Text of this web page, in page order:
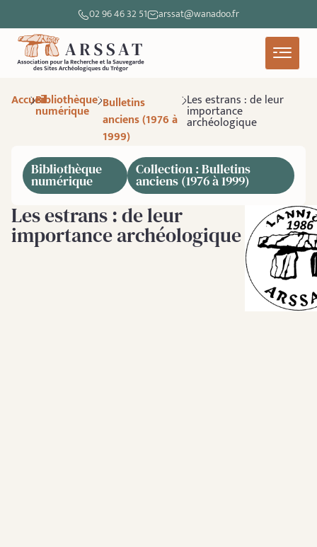
02 96 46 32 51 arssat@wanadoo.fr
AccueilBibliothèque
numérique
Bulletins
anciens (1976 à
1999)
Les estrans : de leur
importance
archéologique
Bibliothèque
numérique
Collection : Bulletins
anciens (1976 à 1999)
Les estrans : de leur
importance archéologique